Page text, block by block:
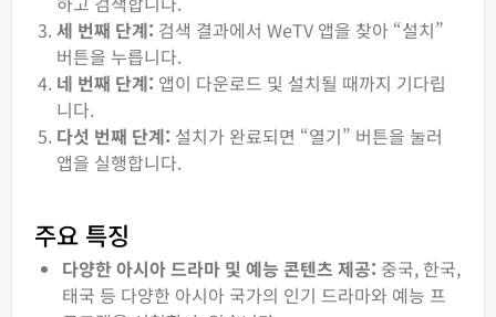
세 번째 단계: 검색 결과에서 WeTV 앱을 찾아 “설치”
버튼을 누릅니다.
네 번째 단계: 앱이 다운로드 및 설치될 때까지 기다립
니다.
다섯 번째 단계: 설치가 완료되면 “열기” 버튼을 눌러
앱을 실행합니다.
주요 특징
다양한 아시아 드라마 및 예능 콘텐츠 제공: 중국, 한국,
태국 등 다양한 아시아 국가의 인기 드라마와 예능 프